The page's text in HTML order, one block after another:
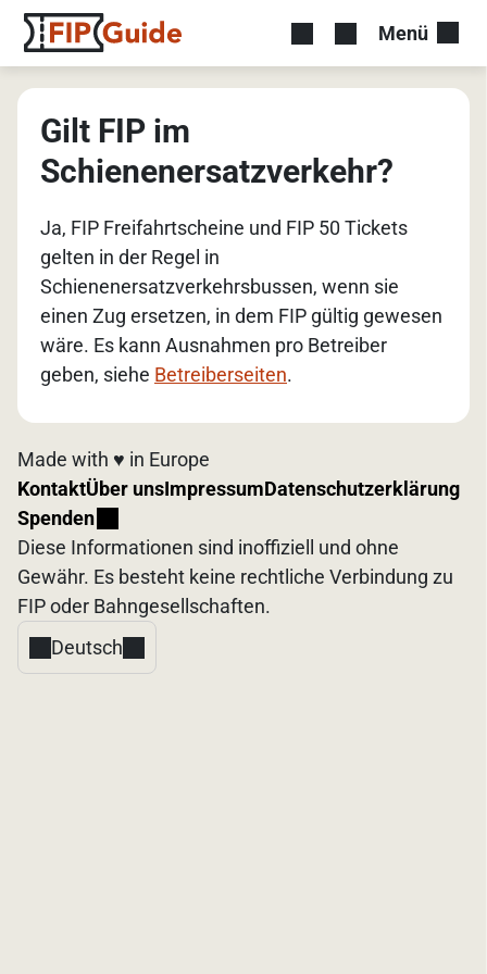
Menü
Gilt FIP im
Schienenersatzverkehr?
Ja, FIP Freifahrtscheine und FIP 50 Tickets
gelten in der Regel in
Schienenersatzverkehrsbussen, wenn sie
einen Zug ersetzen, in dem FIP gültig gewesen
wäre. Es kann Ausnahmen pro Betreiber
geben, siehe Betreiberseiten.
Made with ♥️ in Europe
KontaktÜber unsImpressumDatenschutzerklärung
Spenden
Diese Informationen sind inoffiziell und ohne
Gewähr. Es besteht keine rechtliche Verbindung zu
FIP oder Bahngesellschaften.
Deutsch